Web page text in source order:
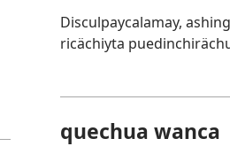
Disculpaycalamay,
ricächiyta
quechua wanca